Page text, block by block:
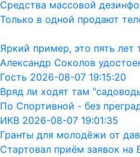
Средства массовой
Только в одной продают
Яркий пример, это пять лет
Александр Соколов
Гость 2026-08-07 19:15:20
Вряд ли ходят там
По Спортивной - без
ИКВ 2026-08-07 19:01:35
Гранты для молодёжи от
Стартовал приём заявок на